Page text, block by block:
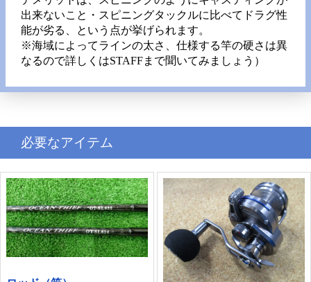
出来ないこと・スピニングタックルに比べてドラグ性
能が劣る、という点が挙げられます。
※海域によってラインの太さ、仕様する竿の硬さは異
なるので詳しくはSTAFFまで聞いてみましょう）
必要なアイテム